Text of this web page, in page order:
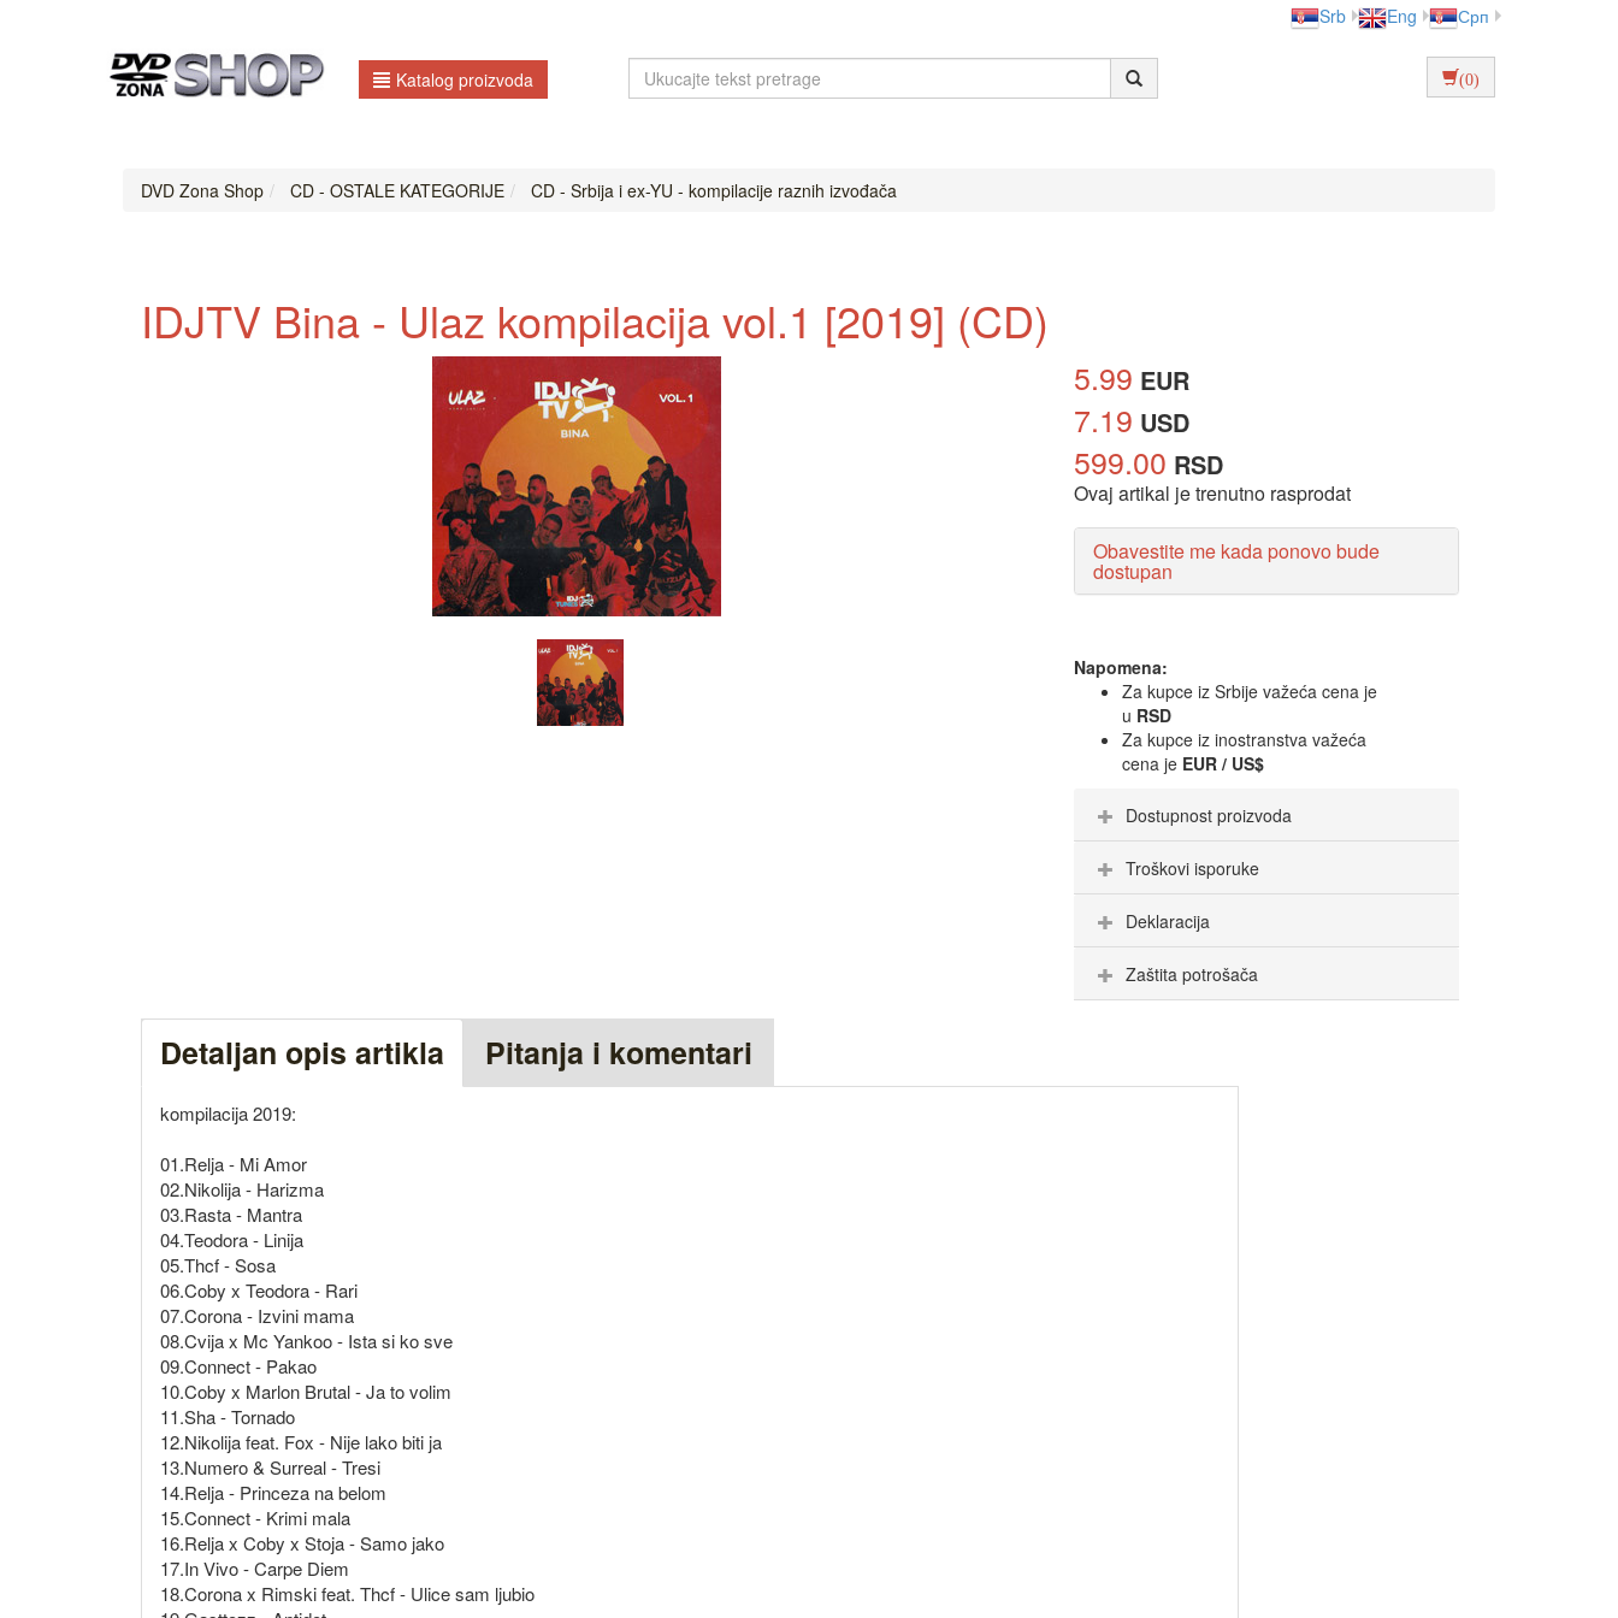
Srb Eng Срп
Katalog proizvoda (0)
DVD Zona Shop CD - OSTALE KATEGORIJE CD - Srbija i ex-YU - kompilacije raznih izvođača
IDJTV Bina - Ulaz kompilacija vol.1 [2019] (CD)
5.99 EUR
7.19 USD
599.00 RSD
Ovaj artikal je trenutno rasprodat
Obavestite me kada ponovo bude
dostupan
Napomena:
Za kupce iz Srbije važeća cena je
u RSD
Za kupce iz inostranstva važeća
cena je EUR / US$
Dostupnost proizvoda
Troškovi isporuke
Deklaracija
Zaštita potrošača
Detaljan opis artikla Pitanja i komentari
kompilacija 2019:
01.Relja - Mi Amor
02.Nikolija - Harizma
03.Rasta - Mantra
04.Teodora - Linija
05.Thcf - Sosa
06.Coby x Teodora - Rari
07.Corona - Izvini mama
08.Cvija x Mc Yankoo - Ista si ko sve
09.Connect - Pakao
10.Coby x Marlon Brutal - Ja to volim
11.Sha - Tornado
12.Nikolija feat. Fox - Nije lako biti ja
13.Numero & Surreal - Tresi
14.Relja - Princeza na belom
15.Connect - Krimi mala
16.Relja x Coby x Stoja - Samo jako
17.In Vivo - Carpe Diem
18.Corona x Rimski feat. Thcf - Ulice sam ljubio